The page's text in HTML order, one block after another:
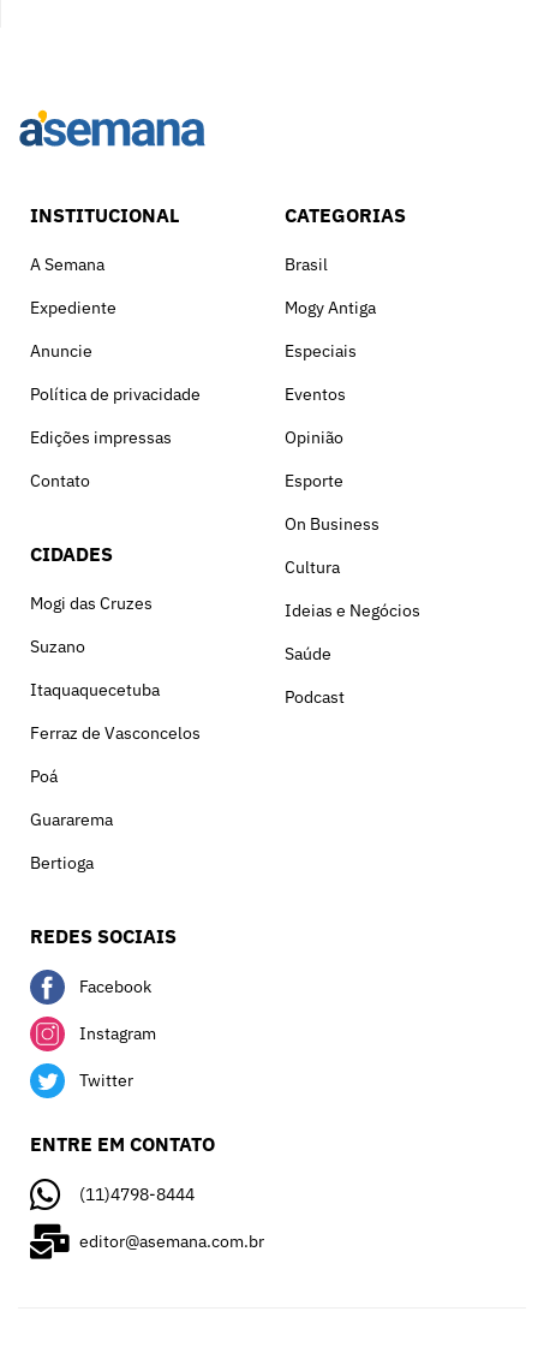
INSTITUCIONAL
A Semana
Expediente
Anuncie
Política de privacidade
Edições impressas
Contato
CIDADES
Mogi das Cruzes
Suzano
Itaquaquecetuba
Ferraz de Vasconcelos
Poá
Guararema
Bertioga
CATEGORIAS
Brasil
Mogy Antiga
Especiais
Eventos
Opinião
Esporte
On Business
Cultura
Ideias e Negócios
Saúde
Podcast
REDES SOCIAIS
Facebook
Instagram
Twitter
ENTRE EM CONTATO
(11)4798-8444
editor@asemana.com.br